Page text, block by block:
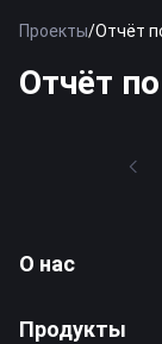
Проекты/Отчёт
Отчёт
О нас
Продукты